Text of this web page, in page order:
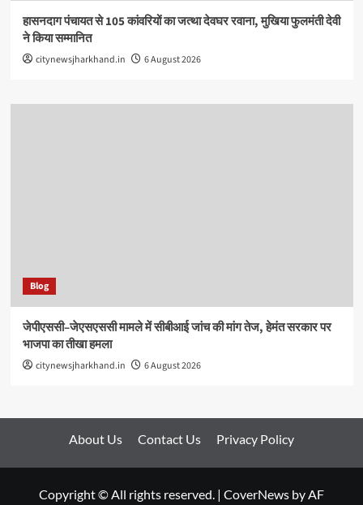
हासनदाग पंचायत से 105 कांवरियों का जत्था देवघर रवाना, मुखिया फुलमंती देवी
ने किया सम्मानित
citynewsjharkhand.in 6 August 2026
Blog
जेपीएससी–जेएसएससी मामले में सीबीआई जांच की मांग तेज, हेमंत सरकार पर
भाजपा का तीखा हमला
citynewsjharkhand.in 6 August 2026
About Us Contact Us Privacy Policy
Copyright © All rights reserved. | CoverNews by AF